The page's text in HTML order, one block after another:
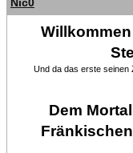
Und da das erste seinen
Dem